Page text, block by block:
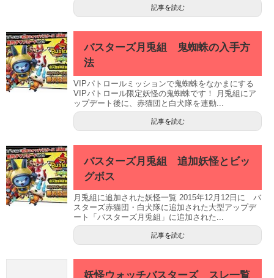
記事を読む
バスターズ月兎組 鬼蜘蛛の入手方
法
VIPパトロールミッションで鬼蜘蛛をなかまにする
VIPパトロール限定妖怪の鬼蜘蛛です！ 月兎組にア
ップデート後に、赤猫団と白犬隊を連動...
記事を読む
バスターズ月兎組 追加妖怪とビッ
グボス
月兎組に追加された妖怪一覧 2015年12月12日に バ
スターズ赤猫団・白犬隊に追加された大型アップデ
ート「バスターズ月兎組」に追加された...
記事を読む
妖怪ウォッチバスターズ スレ一覧